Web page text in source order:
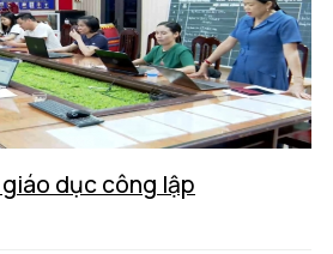
dục công lập